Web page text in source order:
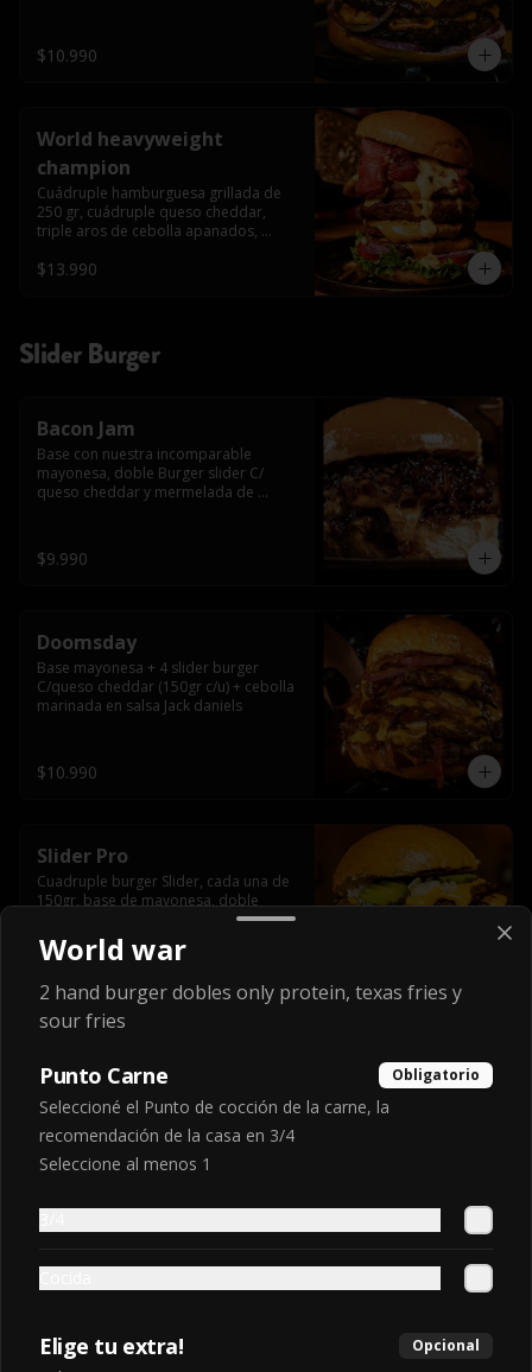
americanos todo esto bañado en la
mejor salsa jack daniels al mas puro
$10.990
World heavyweight
champion
Cuádruple hamburguesa grillada de
250 gr, cuádruple queso cheddar,
triple aros de cebolla apanados,
morada, pepinillo, chedar sause y los
$13.990
Slider Burger
Bacon Jam
Base con nuestra incomparable
mayonesa, doble Burger slider C/
queso cheddar y mermelada de
$9.990
Doomsday
Base mayonesa + 4 slider burger
C/queso cheddar (150gr c/u) + cebolla
marinada en salsa Jack daniels
$10.990
Slider Pro
Cuadruple burger Slider, cada una de
150gr, base de mayonesa, doble
queso cheddar, pepinillos, cebolla,
american sauce y mayonesa.
$9.990
Slider Pro Max
queso cheddar (150gr C/u) + Bacon +
pepinillos + cebolla y american Sauce
Express Burger
BasicExpress
World war
2 hand burger dobles only protein, texas fries y
sour fries
Punto Carne Obligatorio
Seleccioné el Punto de cocción de la carne, la
recomendación de la casa en 3/4
Seleccione al menos 1
Elige tu extra! Opcional